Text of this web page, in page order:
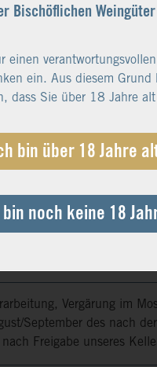
Walfisch in die
aus. Schon 1897 war
meinen: ,,Rasse mit
wie heute sehr viel
Ergebnis: Erstklassige
Vergärung im
September des nach
Freigabe unseres
Bischöflichen Weingüter
einen
ein. Aus diesem
dass Sie über 18 Jahre
bin über 18 Jahre
bin noch keine 18